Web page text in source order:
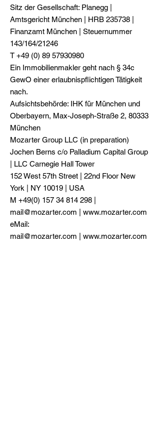
Sitz der Gesellschaft: Planegg |
Amtsgericht München | HRB 235738 |
Finanzamt München | Steuernummer
143/164/21246
T +49 (0) 89 57930980
Ein Immobilienmakler geht nach § 34c
GewO einer erlaubnispflichtigen Tätigkeit
nach.
Aufsichtsbehörde: IHK für München und
Oberbayern, Max-Joseph-Straße 2, 80333
München
Mozarter Group LLC (in preparation)
Jochen Berns c/o Palladium Capital Group
| LLC Carnegie Hall Tower
152 West 57th Street | 22nd Floor New
York | NY 10019 | USA
M +49(0) 157 34 814 298 |
mail@mozarter.com | www.mozarter.com
eMail:
mail@mozarter.com www.mozarter.com